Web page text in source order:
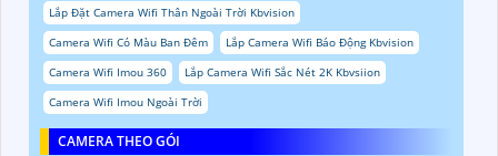
Lắp Đặt Camera Wifi Thân Ngoài Trời Kbvision
Camera Wifi Có Màu Ban Đêm
Lắp Camera Wifi Báo Động Kbvision
Camera Wifi Imou 360
Lắp Camera Wifi Sắc Nét 2K Kbvsiion
Camera Wifi Imou Ngoài Trời
CAMERA THEO GÓI